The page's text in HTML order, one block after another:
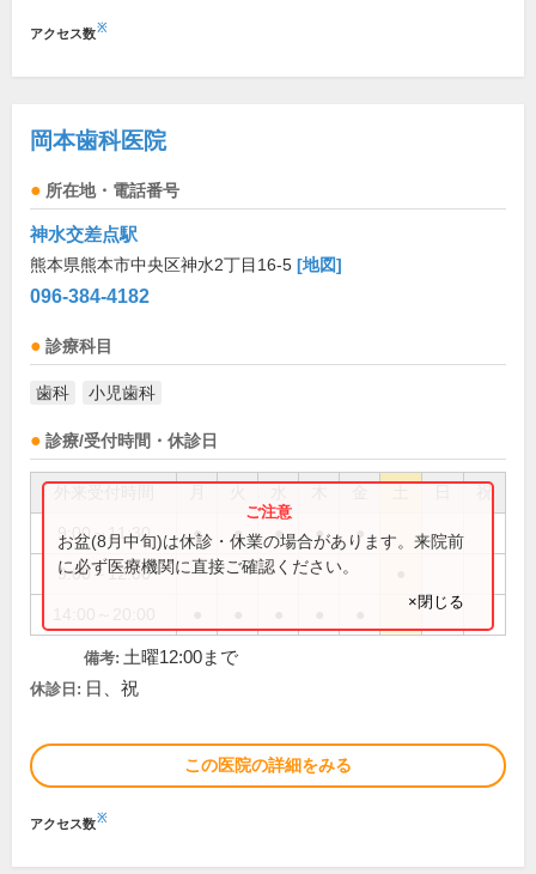
アクセス数※
岡本歯科医院
所在地・電話番号
神水交差点駅
熊本県熊本市中央区神水2丁目16-5 [地図]
096-384-4182
診療科目
歯科 小児歯科
診療/受付時間・休診日
祝
9:00～11:30 ● ● ● ● ●
9:00～12:00
お盆(8月中旬)は休診・休業の場合があります。来院前
に必ず医療機関に直接ご確認ください。
×閉じる
備考: 土曜12:00まで
休診日: 日、祝
この医院の詳細をみる
アクセス数※